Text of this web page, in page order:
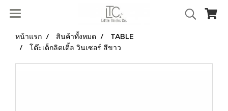
หน้าแรก สินค้าทั้งหมด
TABLE
โต๊ะเด็กลิตเติ้ล วินเซอร์ สีขาว